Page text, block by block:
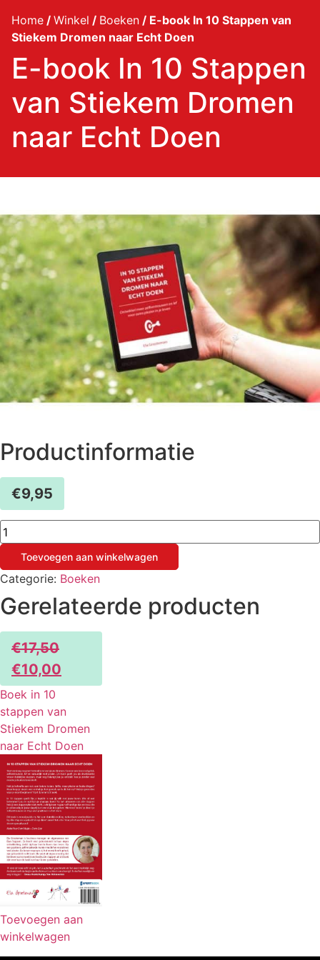
Home / Winkel / Boeken / E-book In 10 Stappen van
Stiekem Dromen naar Echt Doen
E-book In 10 Stappen
van Stiekem Dromen
naar Echt Doen
Productinformatie
€9,95
E-
book
In
Stappen
van
Stiekem
Dromen
naar
Echt
Doen
aantal
Toevoegen aan winkelwagen
Categorie: Boeken
Gerelateerde producten
€17,50
Oorspronkelijke
prijs
was:
€17,50.
€10,00
prijs
is:
€10,00.
Boek in 10
stappen van
Stiekem Dromen
naar Echt Doen
Toevoegen aan
winkelwagen